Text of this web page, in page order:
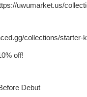
uwumarket.us/
collections/
off!
Debut